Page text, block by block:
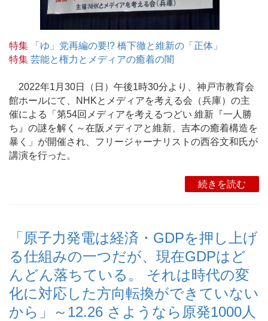
特集
「ゆ」党再編の要!? 橋下徹と維新の「正体」
特集 芸能と権力とメディアの癒着の闇
2022年1月30日（日）午後1時30分より、神戸市教育会
館ホールにて、NHKとメディアを考える会（兵庫）の主
催による「第54回メディアを考えるつどい 維新『一人勝
ち』の謎を解く～在阪メディアと維新、吉本の癒着構造を
暴く」が開催され、フリージャーナリストの西谷文和氏が
講演を行った。
続きを読む
「原子力発電は経済・GDPを押し上げ
る仕組みの一つだが、現在GDPはど
んどん落ちている。 それは時代の変
化に対応した方向転換ができていない
から」～12.26 さようなら原発1000人